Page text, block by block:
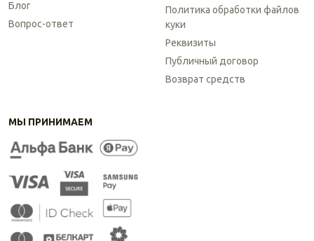
Блог
Вопрос-ответ
Политика обработки файлов
куки
Реквизиты
Публичный договор
Возврат средств
МЫ ПРИНИМАЕМ